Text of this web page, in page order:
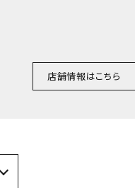
店舗情報はこちら